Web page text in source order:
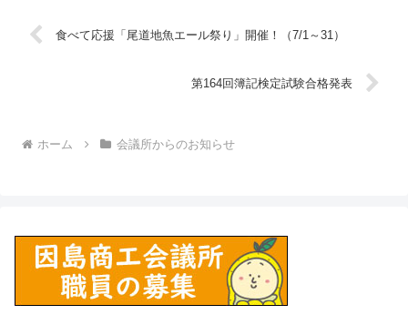
食べて応援「尾道地魚エール祭り」開催！（7/1～31）
第164回簿記検定試験合格発表
ホーム 会議所からのお知らせ